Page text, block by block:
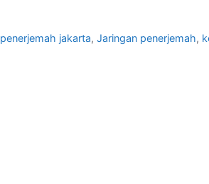
jakarta,Jaringan penerjemah,